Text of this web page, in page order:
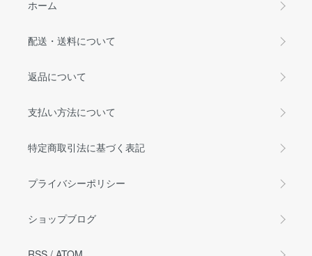
ホーム
配送・送料について
返品について
支払い方法について
特定商取引法に基づく表記
プライバシーポリシー
ショップブログ